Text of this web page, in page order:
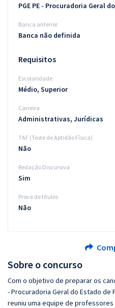
Sobre o concurso
Com o objetivo de preparar os
- Procuradoria Geral do Estado de
reuniu uma equipe de
PGE PE - Procuradoria Geral
Banca anterior
Banca não definida
Requisitos
Escolaridade
Médio, Superior
Carreira
Administrativas, Jurídicas
TAF (Teste de Aptidão Física)
Não
Redação Discursiva
Sim
Prova de títulos
Não